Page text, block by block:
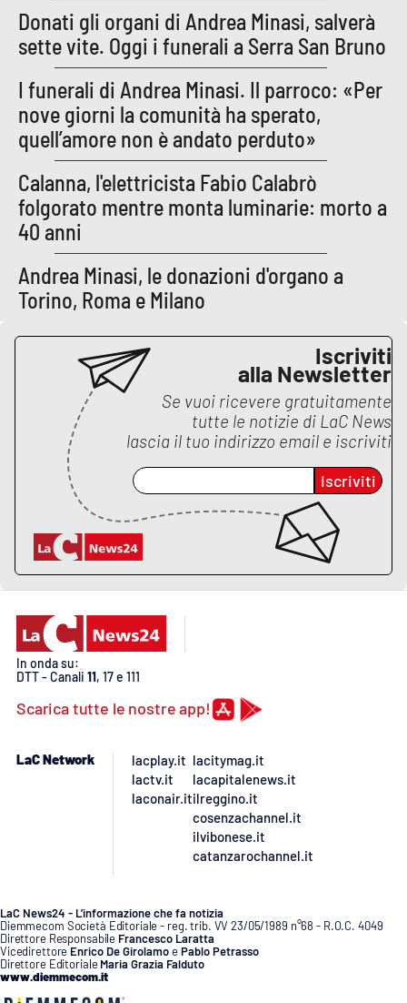
Donati gli organi di Andrea Minasi, salverà
sette vite. Oggi i funerali a Serra San Bruno
I funerali di Andrea Minasi. Il parroco: «Per
nove giorni la comunità ha sperato,
quell’amore non è andato perduto»
Calanna, l'elettricista Fabio Calabrò
folgorato mentre monta luminarie: morto a
40 anni
Andrea Minasi, le donazioni d'organo a
Torino, Roma e Milano
Iscriviti
alla Newsletter
Se vuoi ricevere gratuitamente
tutte le notizie di LaC News
lascia il tuo indirizzo email e iscriviti
Iscriviti
In onda su:
DTT - Canali 11, 17 e 111
Scarica tutte le nostre app!
LaC Network
lacplay.it
lactv.it
laconair.it
lacitymag.it
lacapitalenews.it
ilreggino.it
cosenzachannel.it
ilvibonese.it
catanzarochannel.it
LaC News24 - L’informazione che fa notizia
Diemmecom Società Editoriale - reg. trib. VV 23/05/1989 n°68 - R.O.C. 4049
Direttore Responsabile Francesco Laratta
Vicedirettore Enrico De GirolamoePablo Petrasso
Direttore Editoriale Maria Grazia Falduto
www.diemmecom.it